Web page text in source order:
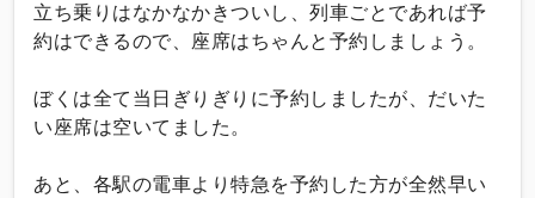
立ち乗りはなかなかきついし、列車ごとであれば予
約はできるので、座席はちゃんと予約しましょう。
ぼくは全て当日ぎりぎりに予約しましたが、だいた
い座席は空いてました。
あと、各駅の電車より特急を予約した方が全然早い